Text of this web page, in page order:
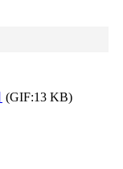
(GIF:13 KB)